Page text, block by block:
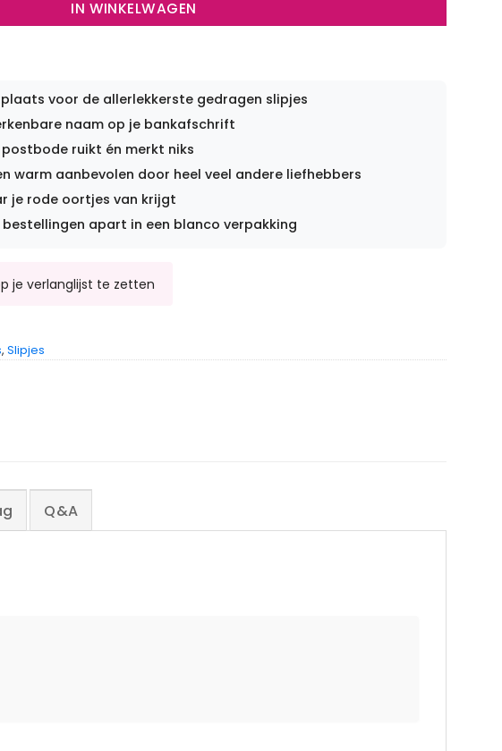
IN WINKELWAGEN
voor de allerlekkerste gedragen slipjes
naam op je bankafschrift
ruikt én merkt niks
warm aanbevolen door heel veel andere liefhebbers
je rode oortjes van krijgt
bestellingen apart in een blanco verpakking
, Slipjes
Q&A